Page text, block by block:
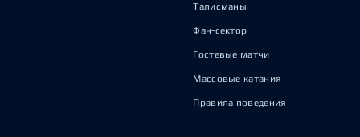
Талисманы
Фан-сектор
Гостевые матчи
Массовые катания
Правила поведения